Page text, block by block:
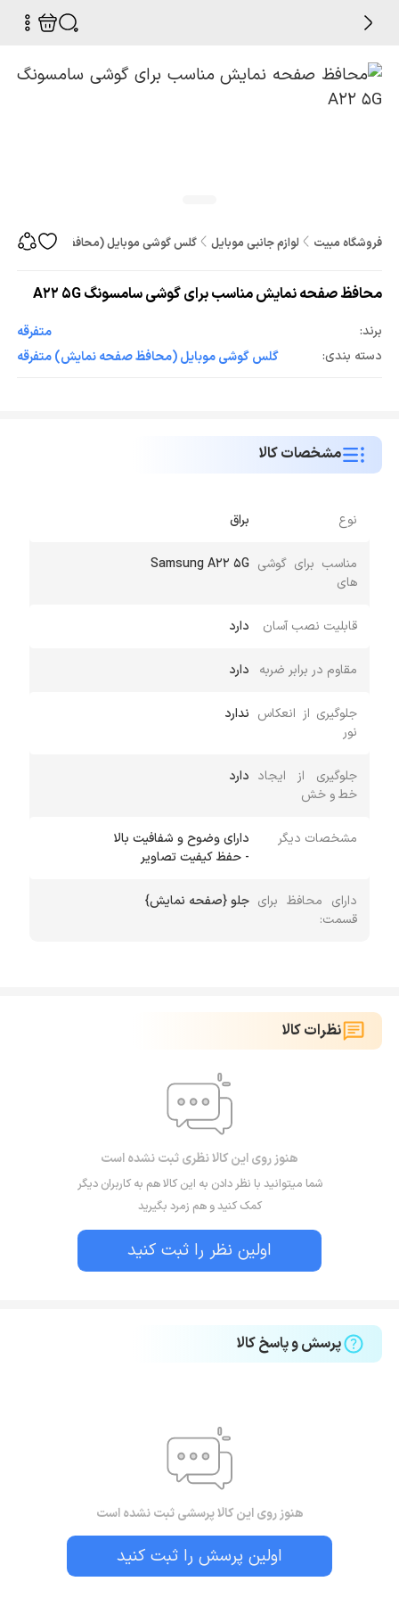
فروشگاه مبیت لوازم جانبی موبایل گلس گوشی موبایل (محافظ صفحه
محافظ صفحه نمایش مناسب برای گوشی سامسونگ A22 5G
برند:
متفرقه
دسته بندی:
گلس گوشی موبایل (محافظ صفحه نمایش) متفرقه
مشخصات کالا
نوع براق
مناسب برای گوشی
های
Samsung A22 5G
قابلیت نصب آسان دارد
مقاوم در برابر ضربه دارد
جلوگیری از انعکاس
نور
ندارد
جلوگیری از ایجاد
خط و خش
دارد
مشخصات دیگر
- حفظ كیفیت تصاویر
دارای محافظ برای
قسمت:
جلو {صفحه نمایش}
نظرات کالا
هنوز روی این کالا نظری ثبت نشده است
شما میتوانید با نظر دادن به این کالا هم به کاربران دیگر
کمک کنید و هم زمرد بگیرید
اولین نظر را ثبت کنید
پرسش و پاسخ کالا
هنوز روی این کالا پرسشی ثبت نشده است
اولین پرسش را ثبت کنید